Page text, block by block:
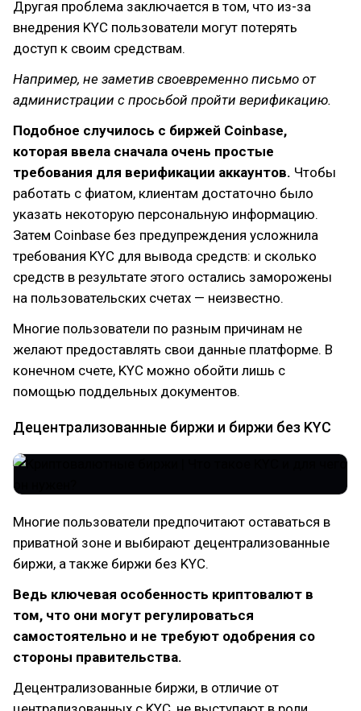
Другая проблема заключается в том, что из-за
внедрения KYC пользователи могут потерять
доступ к своим средствам.
Например, не заметив своевременно письмо от
администрации с просьбой пройти верификацию.
Подобное случилось с биржей Coinbase,
которая ввела сначала очень простые
требования для верификации аккаунтов. Чтобы
работать с фиатом, клиентам достаточно было
указать некоторую персональную информацию.
Затем Coinbase без предупреждения усложнила
требования KYC для вывода средств: и сколько
средств в результате этого остались заморожены
на пользовательских счетах — неизвестно.
Многие пользователи по разным причинам не
желают предоставлять свои данные платформе. В
конечном счете, KYC можно обойти лишь с
помощью поддельных документов.
Децентрализованные биржи и биржи без KYC
Многие пользователи предпочитают оставаться в
приватной зоне и выбирают децентрализованные
биржи, а также биржи без KYC.
Ведь ключевая особенность криптовалют в
том, что они могут регулироваться
самостоятельно и не требуют одобрения со
стороны правительства.
Децентрализованные биржи, в отличие от